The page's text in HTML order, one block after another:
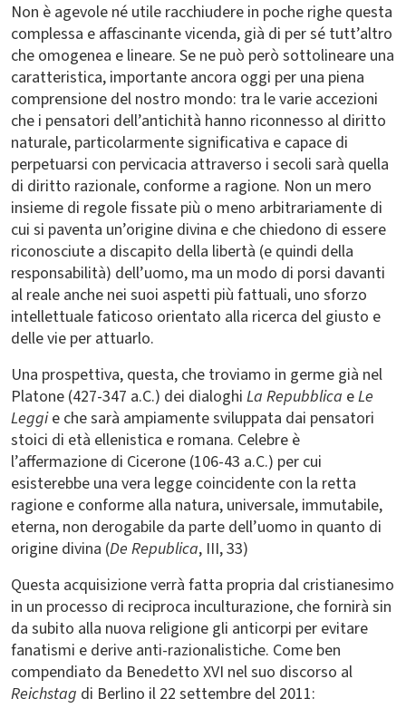
Non è agevole né utile racchiudere in poche righe questa
complessa e affascinante vicenda, già di per sé tutt’altro
che omogenea e lineare. Se ne può però sottolineare una
caratteristica, importante ancora oggi per una piena
comprensione del nostro mondo: tra le varie accezioni
che i pensatori dell’antichità hanno riconnesso al diritto
naturale, particolarmente significativa e capace di
perpetuarsi con pervicacia attraverso i secoli sarà quella
di diritto razionale, conforme a ragione. Non un mero
insieme di regole fissate più o meno arbitrariamente di
cui si paventa un’origine divina e che chiedono di essere
riconosciute a discapito della libertà (e quindi della
responsabilità) dell’uomo, ma un modo di porsi davanti
al reale anche nei suoi aspetti più fattuali, uno sforzo
intellettuale faticoso orientato alla ricerca del giusto e
delle vie per attuarlo.
Una prospettiva, questa, che troviamo in germe già nel
Platone (427-347 a.C.) dei dialoghi La Repubblica eLe
Leggie che sarà ampiamente sviluppata dai pensatori
stoici di età ellenistica e romana. Celebre è
l’affermazione di Cicerone (106-43 a.C.) per cui
esisterebbe una vera legge coincidente con la retta
ragione e conforme alla natura, universale, immutabile,
eterna, non derogabile da parte dell’uomo in quanto di
origine divina (De Republica, III, 33)
Questa acquisizione verrà fatta propria dal cristianesimo
in un processo di reciproca inculturazione, che fornirà sin
da subito alla nuova religione gli anticorpi per evitare
fanatismi e derive anti-razionalistiche. Come ben
compendiato da Benedetto XVI nel suo discorso al
Reichstag di Berlino il 22 settembre del 2011: